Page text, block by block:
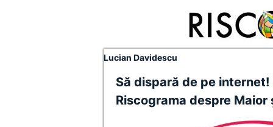
Lucian Davidescu
Să dispară de pe
Riscograma despre